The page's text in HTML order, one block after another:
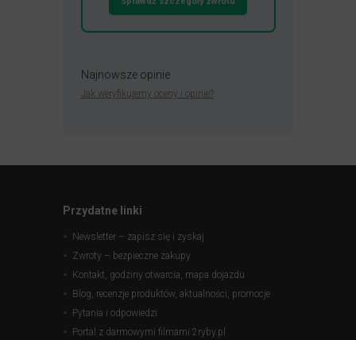
Najnowsze opinie
Jak weryfikujemy oceny i opinie?
Przydatne linki
Newsletter – zapisz się i zyskaj
Zwroty – bezpieczne zakupy
Kontakt, godziny otwarcia, mapa dojazdu
Blog, recenzje produktów, aktualności, promocje
Pytania i odpowiedzi
Portal z darmowymi filmami 2ryby.pl